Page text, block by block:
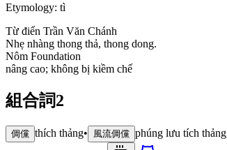
Etymology: tì
Từ điển Trần Văn Chánh
Nhẹ nhàng thong thả, thong dong.
Nôm Foundation
nâng cao; không bị kiềm chế
組合詞2
倜儻 thích thảng• 風流倜儻 phúng lưu tích thảng